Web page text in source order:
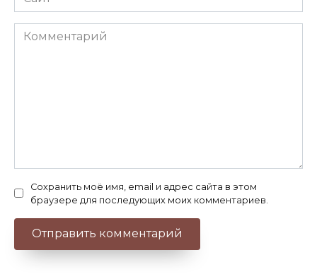
Комментарий
Сохранить моё имя, email и адрес сайта в этом
браузере для последующих моих комментариев.